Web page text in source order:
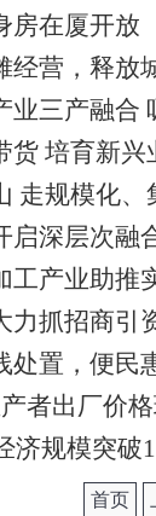
房在厦开放
经营，释放
业三产融合
货 培育新兴
走规模化
启深层次融
工产业助推
力抓招商引
处置，便民
者出厂价
济规模突破
首页